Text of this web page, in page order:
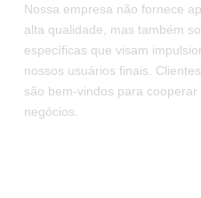
Nossa empresa não fornece
alta qualidade, mas também
específicas que visam
nossos usuários finais.
são bem-vindos para cooperar
negócios.